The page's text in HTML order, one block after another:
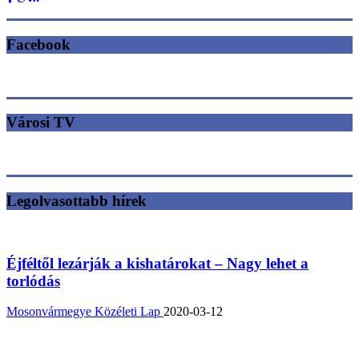
Facebook
Városi TV
Legolvasottabb hírek
Éjféltől lezárják a kishatárokat – Nagy lehet a
torlódás
Mosonvármegye Közéleti Lap 2020-03-12